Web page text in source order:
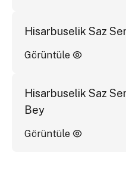
Hisarbuselik Saz
Görüntüle
Hisarbuselik Saz
Bey
Görüntüle